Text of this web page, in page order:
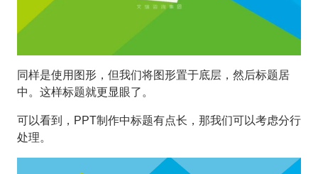
同样是使用图形，但我们将图形置于底层，然后标题居
中。这样标题就更显眼了。
可以看到，PPT制作中标题有点长，那我们可以考虑分行
处理。